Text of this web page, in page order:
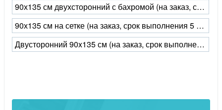
90х135 см двухсторонний с бахромой (на заказ, срок выполнения 5 рабочих дней)
90х135 см на сетке (на заказ, срок выполнения 5 рабочих дней)
Двусторонний 90x135 см (на заказ, срок выполнения 5 рабочих дней)